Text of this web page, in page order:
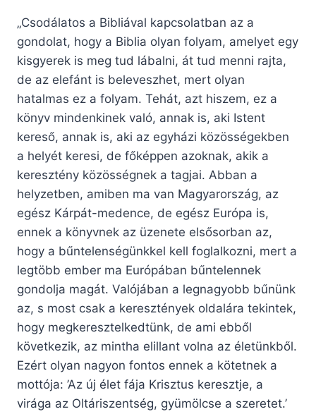
„Csodálatos a Bibliával kapcsolatban az a
gondolat, hogy a Biblia olyan folyam, amelyet egy
kisgyerek is meg tud lábalni, át tud menni rajta,
de az elefánt is beleveszhet, mert olyan
hatalmas ez a folyam. Tehát, azt hiszem, ez a
könyv mindenkinek való, annak is, aki Istent
kereső, annak is, aki az egyházi közösségekben
a helyét keresi, de főképpen azoknak, akik a
keresztény közösségnek a tagjai. Abban a
helyzetben, amiben ma van Magyarország, az
egész Kárpát-medence, de egész Európa is,
ennek a könyvnek az üzenete elsősorban az,
hogy a bűntelenségünkkel kell foglalkozni, mert a
legtöbb ember ma Európában bűntelennek
gondolja magát. Valójában a legnagyobb bűnünk
az, s most csak a keresztények oldalára tekintek,
hogy megkeresztelkedtünk, de ami ebből
következik, az mintha elillant volna az életünkből.
Ezért olyan nagyon fontos ennek a kötetnek a
mottója: ’Az új élet fája Krisztus keresztje, a
virága az Oltáriszentség, gyümölcse a szeretet.’